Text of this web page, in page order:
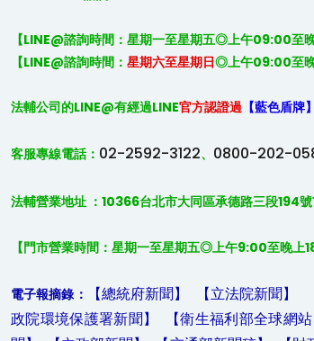
【LINE@諮詢時間：星期一至星期五◎上午09:00至
【LINE@諮詢時間： 星期六至星期日◎上午09:00至晚
法輔公司的LINE@有經過LINE官方認證過 【藍色盾牌】
客服專線電話： 02-2592-3122、 0800-202-
法輔營業地址 ：10366台北市大同區承德路三段194號
【門市營業時間：星期一至星期五◎上午9:00至晚上
電子報摘錄： 【總統府新聞】 【立法院新聞】
政院環境保護署新聞】
【衛生福利部全球網站